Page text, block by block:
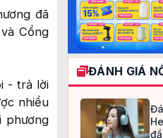
đã
Cổng
- trả lời
nhiều
phương
ĐÁNH GIÁ